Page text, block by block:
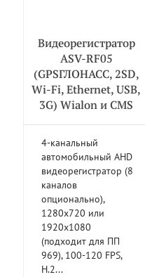
Видеорегистратор
ASV-RF05
(GPSГЛОНАСС, 2SD,
Wi-Fi, Ethernet, USB,
3G) Wialon и CMS
4-канальный
автомобильный AHD
видеорегистратор (8
каналов
опционально),
1280х720 или
1920x1080
(подходит для ПП
969), 100-120 FPS,
H.2...